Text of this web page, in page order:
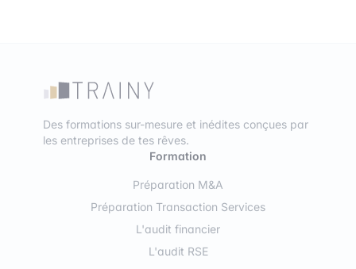
Des formations sur-mesure et inédites conçues par
les entreprises de tes rêves.
Formation
Préparation M&A
Préparation Transaction Services
L'audit financier
L'audit RSE